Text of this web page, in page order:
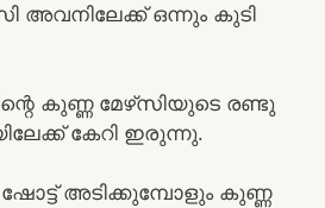
അവനിലേക്ക് ഒന്നും കുടി
കുണ്ണ മേഴ്‌സിയുടെ രണ്ടു
കേറി ഇരുന്നു.
അടിക്കുമ്പോളും കുണ്ണ